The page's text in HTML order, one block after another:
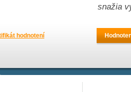
snažia
hodnotení